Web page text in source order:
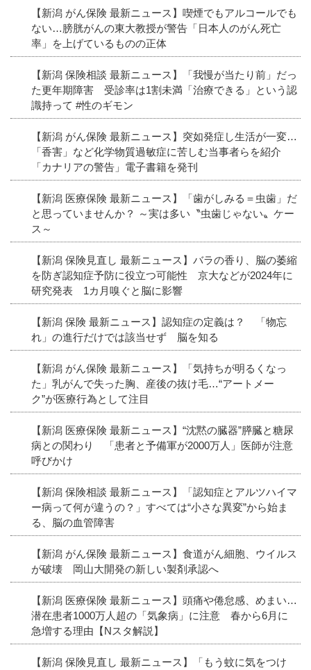
【新潟 がん保険 最新ニュース】喫煙でもアルコールでも
ない…膀胱がんの東大教授が警告「日本人のがん死亡
率」を上げているものの正体
【新潟 保険相談 最新ニュース】「我慢が当たり前」だっ
た更年期障害 受診率は1割未満「治療できる」という認
識持って #性のギモン
【新潟 がん保険 最新ニュース】突如発症し生活が一変…
「香害」など化学物質過敏症に苦しむ当事者らを紹介
「カナリアの警告」電子書籍を発刊
【新潟 医療保険 最新ニュース】「歯がしみる＝虫歯」だ
と思っていませんか？ ～実は多い〝虫歯じゃない〟ケー
ス～
【新潟 保険見直し 最新ニュース】バラの香り、脳の萎縮
を防ぎ認知症予防に役立つ可能性 京大などが2024年に
研究発表 1カ月嗅ぐと脳に影響
【新潟 保険 最新ニュース】認知症の定義は？ 「物忘
れ」の進行だけでは該当せず 脳を知る
【新潟 がん保険 最新ニュース】「気持ちが明るくなっ
た」乳がんで失った胸、産後の抜け毛…“アートメー
ク”が医療行為として注目
【新潟 医療保険 最新ニュース】“沈黙の臓器”膵臓と糖尿
病との関わり 「患者と予備軍が2000万人」医師が注意
呼びかけ
【新潟 保険相談 最新ニュース】「認知症とアルツハイマ
ー病って何が違うの？」すべては“小さな異変”から始ま
る、脳の血管障害
【新潟 がん保険 最新ニュース】食道がん細胞、ウイルス
が破壊 岡山大開発の新しい製剤承認へ
【新潟 医療保険 最新ニュース】頭痛や倦怠感、めまい…
潜在患者1000万人超の「気象病」に注意 春から6月に
急増する理由【Nスタ解説】
【新潟 保険見直し 最新ニュース】「もう蚊に気をつけ